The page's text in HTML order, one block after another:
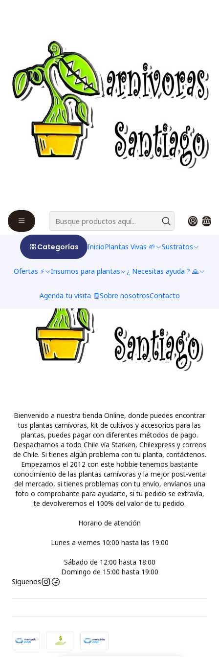
Categorías InicioPlantas Vivas 🌱 Sustratos
Ofertas ⚡ Insumos para plantas ¿ Necesitas ayuda ? 🙏
Agenda tu visita 🧾Sobre nosotrosContacto
Fertilizantes
Filters
Out of stock
Maxsea
$2.380 CLP
See details
Bienvenido a nuestra tienda Online, donde puedes encontrar
tus plantas carnívoras, kit de cultivos y accesorios para las
plantas, puedes pagar con diferentes métodos de pago.
Despachamos a todo Chile vía Starken, Chilexpress y correos
de Chile. Si tienes algún problema con tu planta, contáctenos.
Empezamos el 2012 con este hobbie tenemos bastante
conocimiento de las plantas carnívoras y la mejor post-venta
del mercado, si tienes problemas con tu envío, envíanos una
foto o comprobante para ayudarte, si tu pedido se extravía,
te devolveremos el 100% del valor de tu pedido.
Horario de atención
Lunes a viernes 10:00 hasta las 19:00
Sábado de 12:00 hasta 18:00
Domingo de 15:00 hasta 19:00
Síguenos